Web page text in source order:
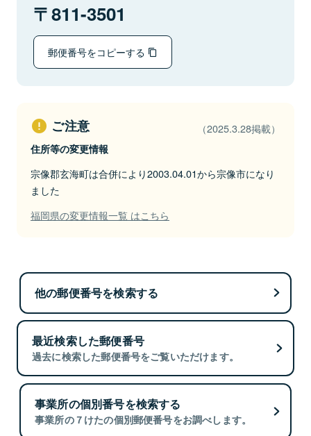
811-3501
郵便番号をコピーする
ご注意 （2025.3.28掲載）
住所等の変更情報
宗像郡玄海町は合併により2003.04.01から宗像市になり
ました
福岡県の変更情報一覧 はこちら
他の郵便番号を検索する
最近検索した郵便番号
過去に検索した郵便番号をご覧いただけます。
事業所の個別番号を検索する
事業所の７けたの個別郵便番号をお調べします。